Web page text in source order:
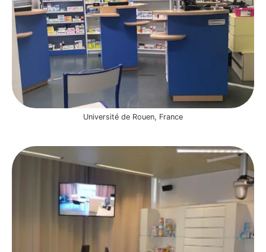
Université de Rouen, France